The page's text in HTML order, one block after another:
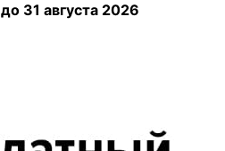
до 31 августа 2026